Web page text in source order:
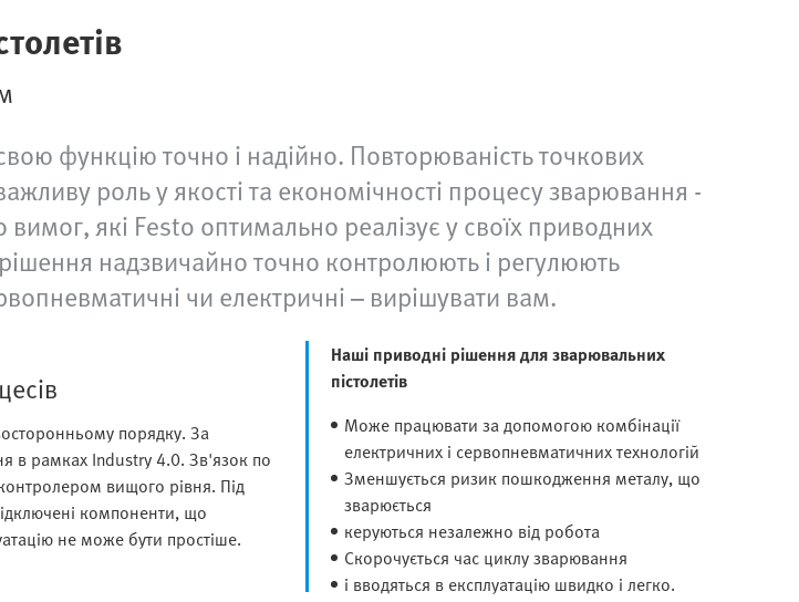
функцію точно і надійно. Повторюваність точкових
роль у якості та економічності процесу зварювання -
які Festo оптимально реалізує у своїх приводних
надзвичайно точно контролюють і регулюють
чи електричні – вирішувати вам.
порядку. За
в рамках Industry 4.0. Зв'язок по
вищого рівня. Під
компоненти, що
не може бути простіше.
Наші приводні рішення для зварювальних
пістолетів
Може працювати за допомогою комбінації
електричних і сервопневматичних технологій
Зменшується ризик пошкодження металу, що
зварюється
керуються незалежно від робота
Скорочується час циклу зварювання
і вводяться в експлуатацію швидко і легко.